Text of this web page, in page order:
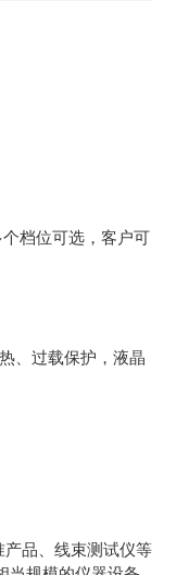
档位可选，客户可
、过载保护，液晶
品、线束测试仪等